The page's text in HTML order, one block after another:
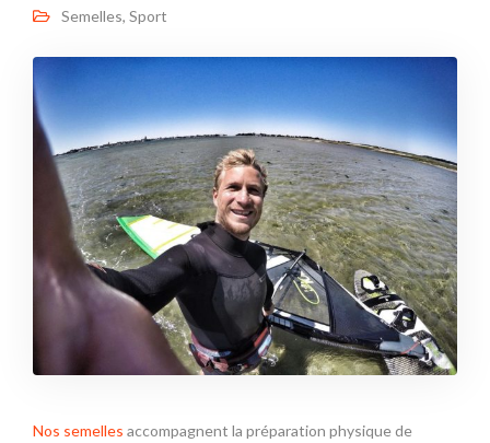
Semelles, Sport
Nos semelles accompagnent la préparation physique de